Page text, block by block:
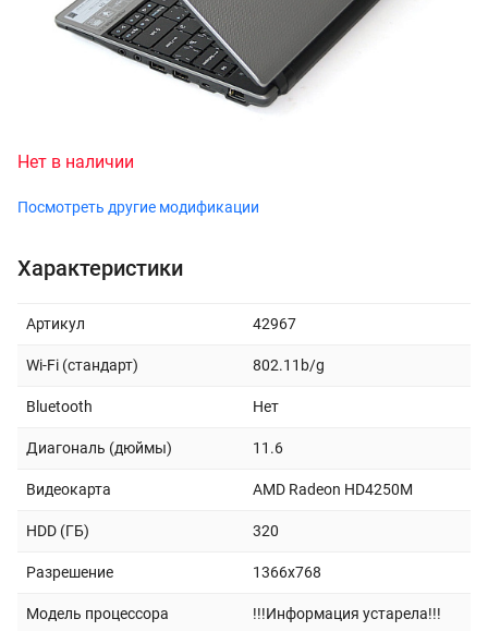
Нет в наличии
Посмотреть другие модификации
Характеристики
Артикул 42967
Wi-Fi (стандарт) 802.11b/g
Bluetooth Нет
Диагональ (дюймы) 11.6
Видеокарта AMD Radeon HD4250M
HDD (ГБ) 320
Разрешение 1366x768
Модель процессора !!!Информация устарела!!!